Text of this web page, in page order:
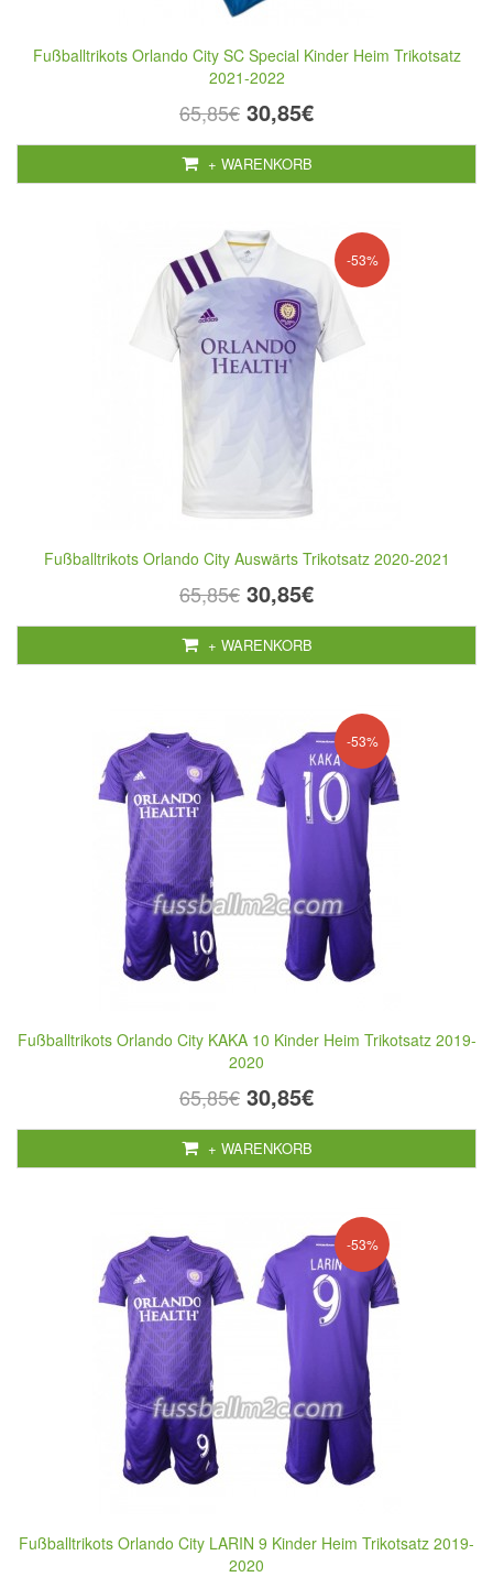
Fußballtrikots Orlando City SC Special Kinder Heim Trikotsatz
2021-2022
65,85€ 30,85€
+ WARENKORB
-53%
Fußballtrikots Orlando City Auswärts Trikotsatz 2020-2021
65,85€ 30,85€
+ WARENKORB
-53%
Fußballtrikots Orlando City KAKA 10 Kinder Heim Trikotsatz 2019-
2020
65,85€ 30,85€
+ WARENKORB
-53%
Fußballtrikots Orlando City LARIN 9 Kinder Heim Trikotsatz 2019-
2020